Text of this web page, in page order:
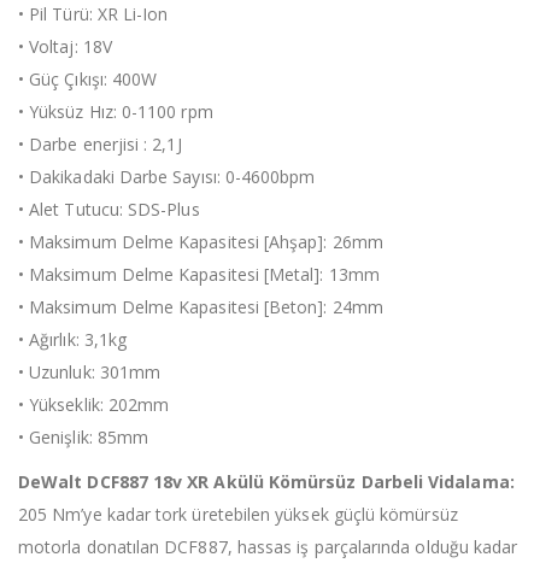
• Pil Türü: XR Li-Ion
• Voltaj: 18V
• Güç Çıkışı: 400W
• Yüksüz Hız: 0-1100 rpm
• Darbe enerjisi : 2,1J
• Dakikadaki Darbe Sayısı: 0-4600bpm
• Alet Tutucu: SDS-Plus
• Maksimum Delme Kapasitesi [Ahşap]: 26mm
• Maksimum Delme Kapasitesi [Metal]: 13mm
• Maksimum Delme Kapasitesi [Beton]: 24mm
• Ağırlık: 3,1kg
• Uzunluk: 301mm
• Yükseklik: 202mm
• Genişlik: 85mm
DeWalt DCF887 18v XR Akülü Kömürsüz Darbeli Vidalama:
205 Nm’ye kadar tork üretebilen yüksek güçlü kömürsüz
motorla donatılan DCF887, hassas iş parçalarında olduğu kadar